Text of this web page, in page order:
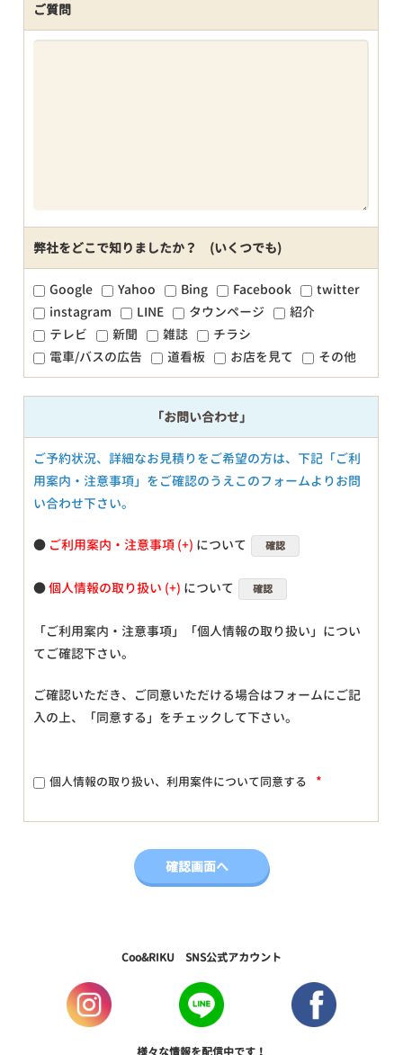
ご質問
弊社をどこで知りましたか？ (いくつでも)
Google Yahoo Bing Facebook
twitter
instagram
LINE タウンページ
紹介
テレビ
新聞 雑誌
チラシ
電車/バスの広告
道看板 お店を見て その他
「お問い合わせ」
ご予約状況、詳細なお見積りをご希望の方は、下記「ご利
用案内・注意事項」をご確認のうえこのフォームよりお問
い合わせ下さい。
● ご利用案内・注意事項 について 確認
●個人情報の取り扱い について 確認
「ご利用案内・注意事項」「個人情報の取り扱い」につい
てご確認下さい。
ご確認いただき、ご同意いただける場合はフォームにご記
入の上、「同意する」をチェックして下さい。
個人情報の取り扱い、利用案件について同意する *
Coo&RIKU SNS公式アカウント
様々な情報を配信中です！